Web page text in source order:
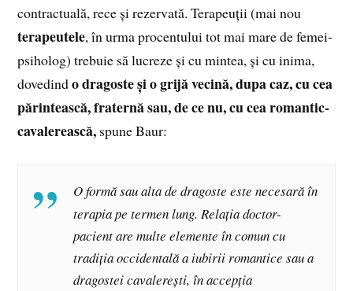
contractuală, rece și rezervată. Terapeuții (mai nou
terapeutele, în urma procentului tot mai mare de femei-
psiholog) trebuie să lucreze și cu mintea, și cu inima,
dovedindo dragoste și o grijă vecină, dupa caz, cu cea
părintească, fraternă sau, de ce nu, cu cea romantic-
cavalerească, spune Baur:
O formă sau alta de dragoste este necesară în
terapia pe termen lung. Relația doctor-
pacient are multe elemente în comun cu
tradiția occidentală a iubirii romantice sau a
dragostei cavalerești, în accepția